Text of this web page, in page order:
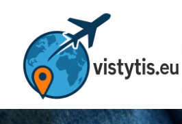
contenu